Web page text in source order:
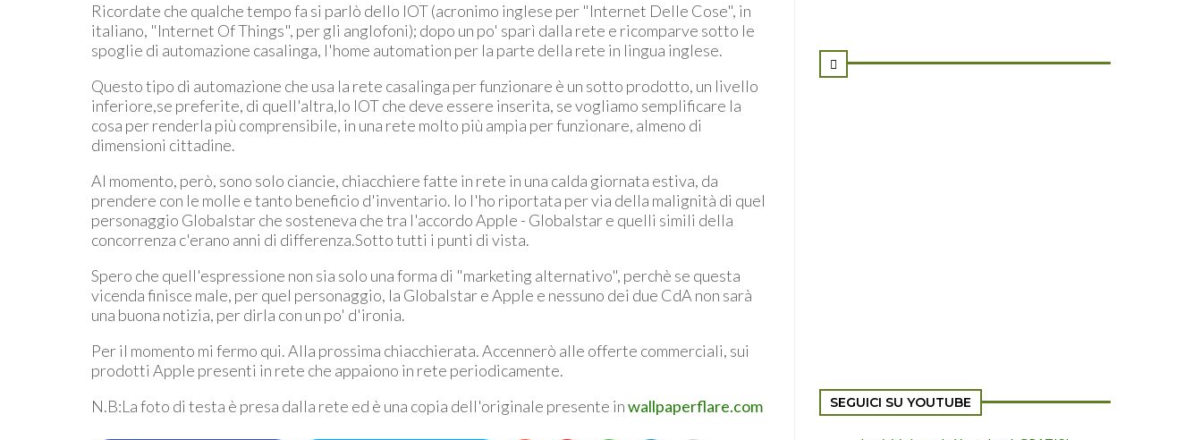
Ricordate che qualche tempo fa si parlò dello IOT (acronimo inglese per "Internet Delle Cose", in
italiano, "Internet Of Things", per gli anglofoni); dopo un po' sparì dalla rete e ricomparve sotto le
spoglie di automazione casalinga, l'home automation per la parte della rete in lingua inglese.
Questo tipo di automazione che usa la rete casalinga per funzionare è un sotto prodotto, un livello
inferiore,se preferite, di quell'altra,lo IOT che deve essere inserita, se vogliamo semplificare la
cosa per renderla più comprensibile, in una rete molto più ampia per funzionare, almeno di
dimensioni cittadine.
Al momento, però, sono solo ciancie, chiacchiere fatte in rete in una calda giornata estiva, da
prendere con le molle e tanto beneficio d'inventario. Io l'ho riportata per via della malignità di quel
personaggio Globalstar che sosteneva che tra l'accordo Apple - Globalstar e quelli simili della
concorrenza c'erano anni di differenza.Sotto tutti i punti di vista.
Spero che quell'espressione non sia solo una forma di "marketing alternativo", perchè se questa
vicenda finisce male, per quel personaggio, la Globalstar e Apple e nessuno dei due CdA non sarà
una buona notizia, per dirla con un po' d'ironia.
Per il momento mi fermo qui. Alla prossima chiacchierata. Accennerò alle offerte commerciali, sui
prodotti Apple presenti in rete che appaiono in rete periodicamente.
N.B:La foto di testa è presa dalla rete ed è una copia dell'originale presente inwallpaperflare.com

SEGUICI SU YOUTUBE